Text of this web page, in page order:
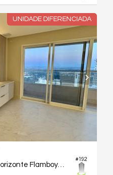
UNIDADE DIFERENCIADA
#192
Apartamento no Edifício Horizonte Flamboyant